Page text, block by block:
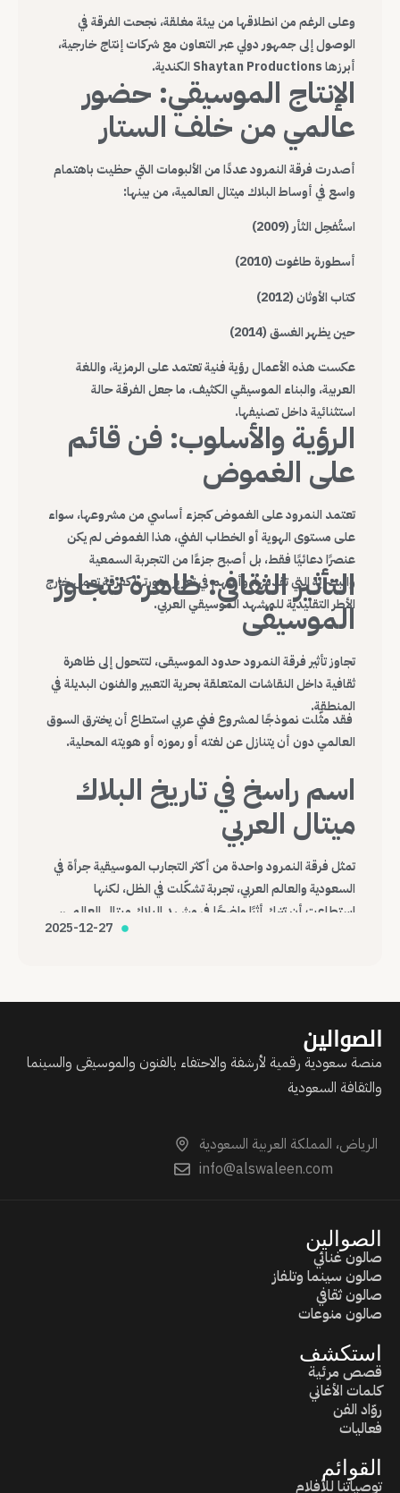
وعلى الرغم من انطلاقها من بيئة مغلقة، نجحت الفرقة في
الوصول إلى جمهور دولي عبر التعاون مع شركات إنتاج خارجية،
أبرزها Shaytan Productions الكندية.
الإنتاج الموسيقي: حضور
عالمي من خلف الستار
أصدرت فرقة النمرود عددًا من الألبومات التي حظيت باهتمام
واسع في أوساط البلاك ميتال العالمية، من بينها:
استُفحِل الثأر (2009)
أسطورة طاغوت (2010)
كتاب الأوثان (2012)
حين يظهر الغسق (2014)
عكست هذه الأعمال رؤية فنية تعتمد على الرمزية، واللغة
العربية، والبناء الموسيقي الكثيف، ما جعل الفرقة حالة
استثنائية داخل تصنيفها.
الرؤية والأسلوب: فن قائم
على الغموض
تعتمد النمرود على الغموض كجزء أساسي من مشروعها، سواء
على مستوى الهوية أو الخطاب الفني، هذا الغموض لم يكن
عنصرًا دعائيًا فقط، بل أصبح جزءًا من التجربة السمعية
والبصرية التي تقدمها، وأسهم في تعزيز صورتها كفرقة تعمل خارج
الأطر التقليدية للمشهد الموسيقي العربي.
التأثير الثقافي: ظاهرة تتجاوز
الموسيقى
تجاوز تأثير فرقة النمرود حدود الموسيقى، لتتحول إلى ظاهرة
ثقافية داخل النقاشات المتعلقة بحرية التعبير والفنون البديلة في
المنطقة.
فقد مثّلت نموذجًا لمشروع فني عربي استطاع أن يخترق السوق
العالمي دون أن يتنازل عن لغته أو رموزه أو هويته المحلية.
اسم راسخ في تاريخ البلاك
ميتال العربي
تمثل فرقة النمرود واحدة من أكثر التجارب الموسيقية جرأة في
السعودية والعالم العربي، تجربة تشكّلت في الظل، لكنها
استطاعت أن تترك أثرًا واضحًا في مشهد البلاك ميتال العالمي،
وتؤكد أن الموسيقى، مهما كانت هامشية أو صادمة، قادرة على
2025-12-27
الصوالين
منصة سعودية رقمية لأرشفة والاحتفاء بالفنون والموسيقى والسينما
والثقافة السعودية
الرياض، المملكة العربية السعودية
info@alswaleen.com
الصوالين
صالون غنائي
صالون سينما وتلفاز
صالون ثقافي
صالون منوعات
استكشف
قصص مرئية
كلمات الأغاني
روّاد الفن
فعاليات
القوائم
توصياتنا للأفلام